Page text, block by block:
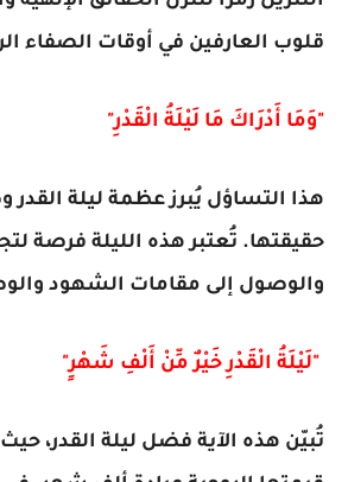
قلوب العارفين في أوقات الصفاء
"وَمَا أَدْرَاكَ مَا لَيْلَةُ الْقَدْرِ"
هذا التساؤل يُبرز عظمة ليلة القدر
حقيقتها. تُعتبر هذه الليلة فرصة
والوصول إلى مقامات الشهود
"لَيْلَةُ الْقَدْرِ خَيْرٌ مِّنْ أَلْفِ شَهْرٍ"
تُبيّن هذه الآية فضل ليلة القدر،